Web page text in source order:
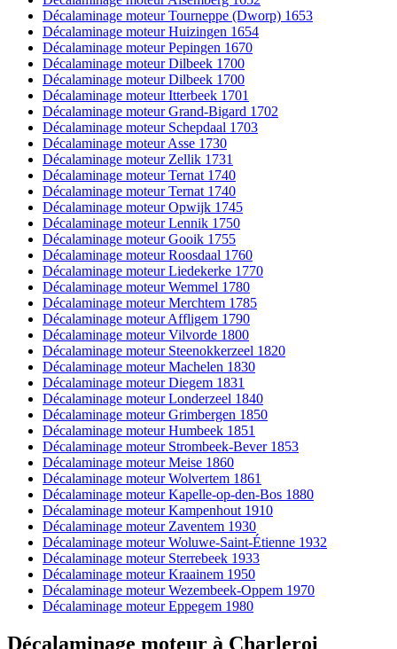
Décalaminage moteur Tourneppe (Dworp) 1653
Décalaminage moteur Huizingen 1654
Décalaminage moteur Pepingen 1670
Décalaminage moteur Dilbeek 1700
Décalaminage moteur Dilbeek 1700
Décalaminage moteur Itterbeek 1701
Décalaminage moteur Grand-Bigard 1702
Décalaminage moteur Schepdaal 1703
Décalaminage moteur Asse 1730
Décalaminage moteur Zellik 1731
Décalaminage moteur Ternat 1740
Décalaminage moteur Ternat 1740
Décalaminage moteur Opwijk 1745
Décalaminage moteur Lennik 1750
Décalaminage moteur Gooik 1755
Décalaminage moteur Roosdaal 1760
Décalaminage moteur Liedekerke 1770
Décalaminage moteur Wemmel 1780
Décalaminage moteur Merchtem 1785
Décalaminage moteur Affligem 1790
Décalaminage moteur Vilvorde 1800
Décalaminage moteur Steenokkerzeel 1820
Décalaminage moteur Machelen 1830
Décalaminage moteur Diegem 1831
Décalaminage moteur Londerzeel 1840
Décalaminage moteur Grimbergen 1850
Décalaminage moteur Humbeek 1851
Décalaminage moteur Strombeek-Bever 1853
Décalaminage moteur Meise 1860
Décalaminage moteur Wolvertem 1861
Décalaminage moteur Kapelle-op-den-Bos 1880
Décalaminage moteur Kampenhout 1910
Décalaminage moteur Zaventem 1930
Décalaminage moteur Woluwe-Saint-Étienne 1932
Décalaminage moteur Sterrebeek 1933
Décalaminage moteur Kraainem 1950
Décalaminage moteur Wezembeek-Oppem 1970
Décalaminage moteur Eppegem 1980
Décalaminage moteur à Charleroi